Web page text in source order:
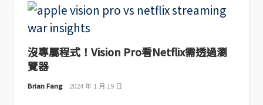
沒專屬程式！Vision Pro看Netflix需透過瀏
覽器
Brian Fang 2024 年 1 月 19 日